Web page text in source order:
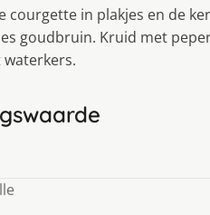
courgette in plakjes en de
goudbruin. Kruid met